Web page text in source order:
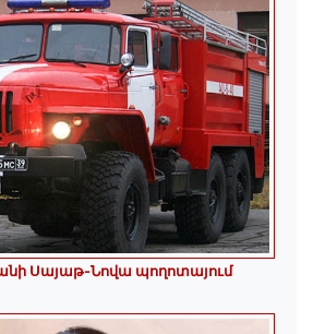
Սայաթ-Նովա պողոտայում